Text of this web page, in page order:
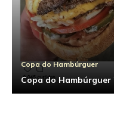
Copa do Hambúrguer
Copa do Hambúrguer